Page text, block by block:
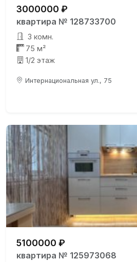
3000000 ₽
квартира № 128733700
3 комн.
75 м²
1/2 этаж
Интернациональная ул., 75
5100000 ₽
квартира № 125973068